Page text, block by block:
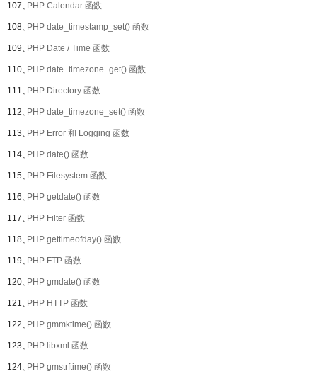
107、PHP Calendar 函数
108、PHP date_timestamp_set() 函数
109、PHP Date / Time 函数
110、PHP date_timezone_get() 函数
111、PHP Directory 函数
112、PHP date_timezone_set() 函数
113、PHP Error 和 Logging 函数
114、PHP date() 函数
115、PHP Filesystem 函数
116、PHP getdate() 函数
117、PHP Filter 函数
118、PHP gettimeofday() 函数
119、PHP FTP 函数
120、PHP gmdate() 函数
121、PHP HTTP 函数
122、PHP gmmktime() 函数
123、PHP libxml 函数
124、PHP gmstrftime() 函数